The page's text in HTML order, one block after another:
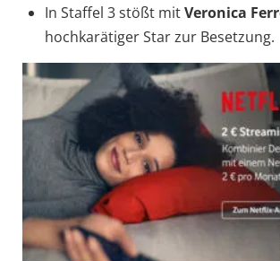
In Staffel 3 stößt mitVeronica
hochkarätiger Star zur Besetzung.